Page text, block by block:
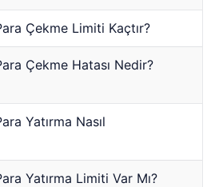
Çekme Limiti Kaçtır?
Çekme Hatası Nedir?
Yatırma Nasıl
Yatırma Limiti Var Mı?